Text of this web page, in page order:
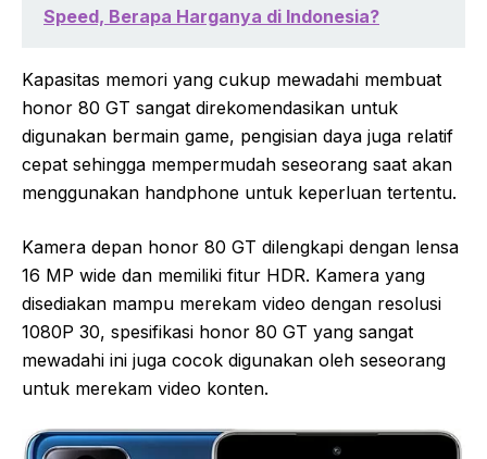
Speed, Berapa Harganya di Indonesia?
Kapasitas memori yang cukup mewadahi membuat
honor 80 GT sangat direkomendasikan untuk
digunakan bermain game, pengisian daya juga relatif
cepat sehingga mempermudah seseorang saat akan
menggunakan handphone untuk keperluan tertentu.
Kamera depan honor 80 GT dilengkapi dengan lensa
16 MP wide dan memiliki fitur HDR. Kamera yang
disediakan mampu merekam video dengan resolusi
1080P 30, spesifikasi honor 80 GT yang sangat
mewadahi ini juga cocok digunakan oleh seseorang
untuk merekam video konten.